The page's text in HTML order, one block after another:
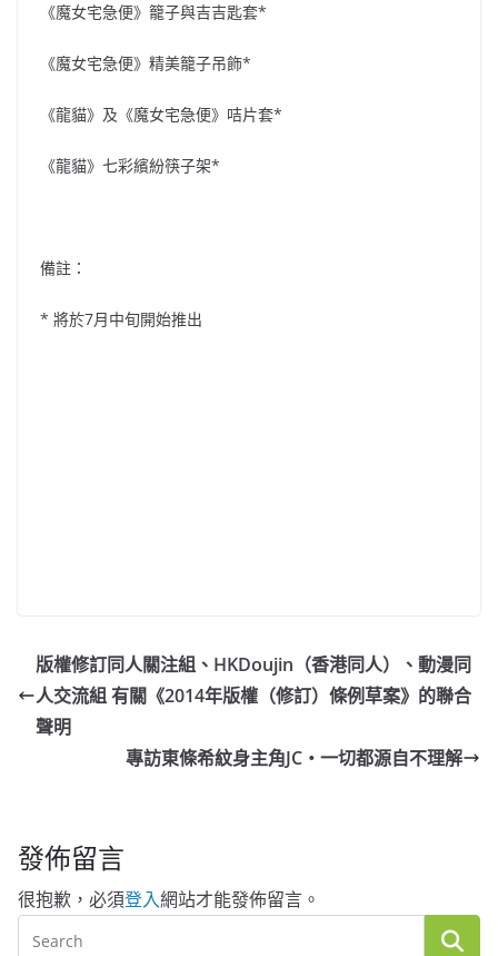
《魔女宅急便》籠子與吉吉匙套*
《魔女宅急便》精美籠子吊飾*
《龍貓》及《魔女宅急便》咭片套*
《龍貓》七彩繽紛筷子架*
備註：
* 將於7月中旬開始推出
版權修訂同人關注組、HKDoujin（香港同人）、動漫同
人交流組 有關《2014年版權（修訂）條例草案》的聯合
聲明
專訪東條希紋身主角JC‧一切都源自不理解
發佈留言
很抱歉，必須登入網站才能發佈留言。